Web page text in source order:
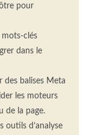
pour
mots-clés
dans le
des balises Meta
les moteurs
de la page.
outils d’analyse